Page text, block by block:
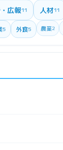
広報11 人材11
5 外食5 農業2